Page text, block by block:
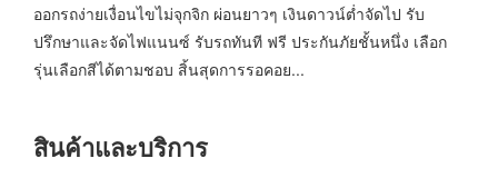
ออกรถง่ายเงื่อนไขไม่จุกจิก ผ่อนยาวๆ เงินดาวน์ต่ำจัดไป รับ
ปรึกษาและจัดไฟแนนซ์ รับรถทันที ฟรี ประกันภัยชั้นหนึ่ง เลือก
รุ่นเลือกสีได้ตามชอบ สิ้นสุดการรอคอย...
สินค้าและบริการ